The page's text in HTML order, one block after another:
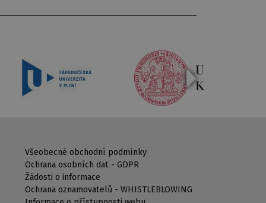
Všeobecné obchodní podmínky
Ochrana osobních dat - GDPR
Žádosti o informace
Ochrana oznamovatelů - WHISTLEBLOWING